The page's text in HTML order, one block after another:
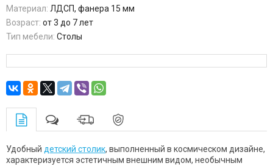
Материал: ЛДСП, фанера 15 мм
Возраст: от 3 до 7 лет
Тип мебели: Столы
Удобный детский столик, выполненный в космическом дизайне,
характеризуется эстетичным внешним видом, необычным